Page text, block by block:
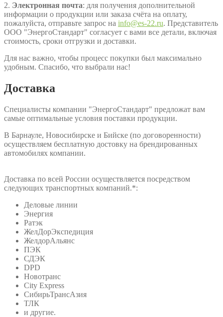
2. Электронная почта: для получения дополнительной
информации о продукции или заказа счёта на оплату,
пожалуйста, отправьте запрос на info@es-22.ru. Представитель
ООО "ЭнергоСтандарт" согласует с вами все детали, включая
стоимость, сроки отгрузки и доставки.
Для нас важно, чтобы процесс покупки был максимально
удобным. Спасибо, что выбрали нас!
Доставка
Специалисты компании "ЭнергоСтандарт" предложат вам
самые оптимальные условия поставки продукции.
В Барнауле, Новосибирске и Бийске (по договоренности)
осуществляем бесплатную достовку на брендированных
автомобилях компании.
Доставка по всей России осуществляется посредством
следующих транспортных компаний.*:
Деловые линии
Энергия
Ратэк
ЖелДорЭкспедиция
ЖелдорАльянс
ПЭК
СДЭК
DPD
Новотранс
City Express
СибирьТрансАзия
ТЛК
и другие.